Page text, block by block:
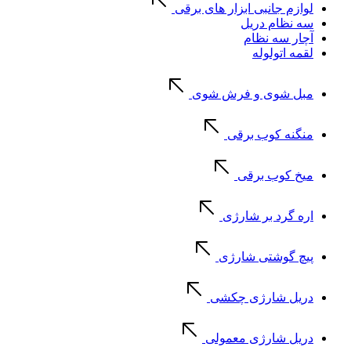
لوازم جانبی ابزار های برقی
سه نظام دریل
آچار سه نظام
لقمه اتولوله
مبل شوی و فرش شوی
منگنه کوب برقی
میخ کوب برقی
اره گرد بر شارژی
پیچ گوشتی شارژی
دریل شارژی چکشی
دریل شارژی معمولی